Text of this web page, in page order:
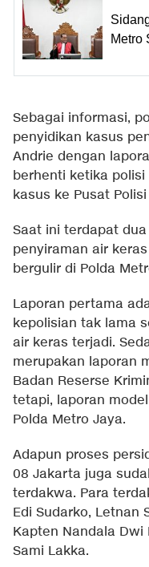
Metro
Sebagai informasi,
penyidikan kasus
Andrie dengan
berhenti ketika
kasus ke Pusat
Saat ini terdapat
penyiraman air
bergulir di Polda
Laporan pertama
kepolisian tak lama
air keras terjadi.
merupakan laporan
Badan Reserse
tetapi, laporan
Polda Metro Jaya.
Adapun proses
08 Jakarta juga
terdakwa. Para
Edi Sudarko, Letnan
Kapten Nandala Dwi
Sami Lakka.